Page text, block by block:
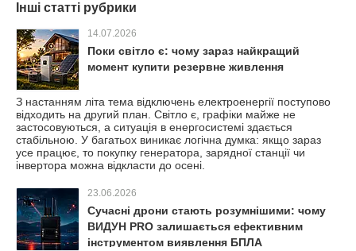
Інші статті рубрики
14.07.2026
Поки світло є: чому зараз найкращий
момент купити резервне живлення
З настанням літа тема відключень електроенергії поступово
відходить на другий план. Світло є, графіки майже не
застосовуються, а ситуація в енергосистемі здається
стабільною. У багатьох виникає логічна думка: якщо зараз
усе працює, то покупку генератора, зарядної станції чи
інвертора можна відкласти до осені.
23.06.2026
Сучасні дрони стають розумнішими: чому
ВИДУН PRO залишається ефективним
інструментом виявлення БПЛА